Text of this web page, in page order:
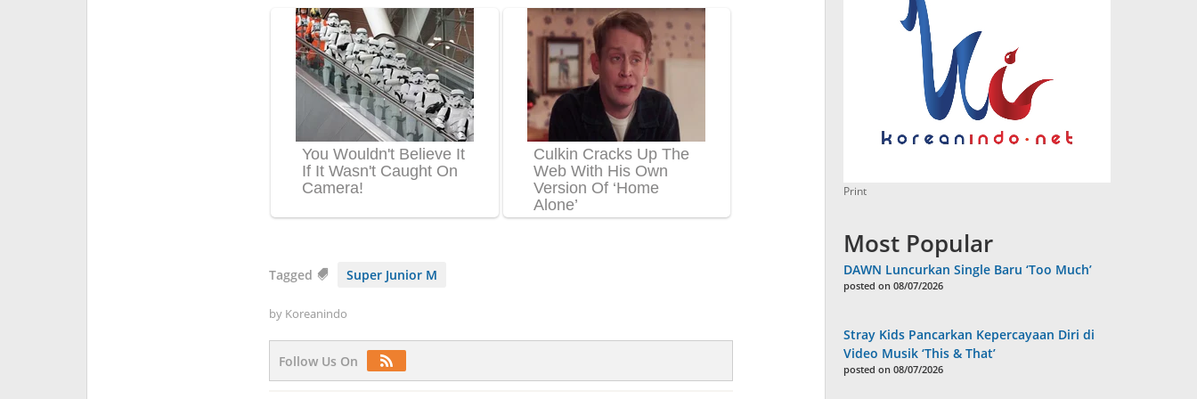
Tagged Super Junior M
by Koreanindo
Follow Us On
Print
Most Popular
DAWN Luncurkan Single Baru ‘Too Much’
posted on 08/07/2026
Stray Kids Pancarkan Kepercayaan Diri di
Video Musik ‘This & That’
posted on 08/07/2026